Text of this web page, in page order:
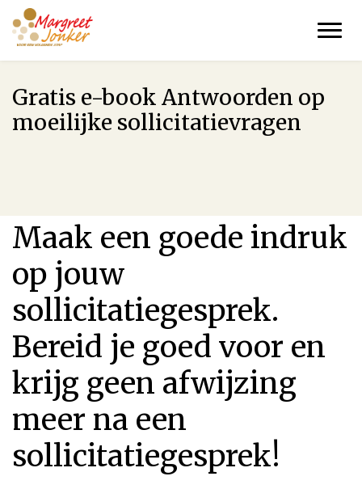
Over Margreet
Gratis e-book
Gratis e-book Antwoorden op
moeilijke sollicitatievragen
Maak een goede indruk
op jouw
sollicitatiegesprek.
Bereid je goed voor en
krijg geen afwijzing
meer na een
sollicitatiegesprek!